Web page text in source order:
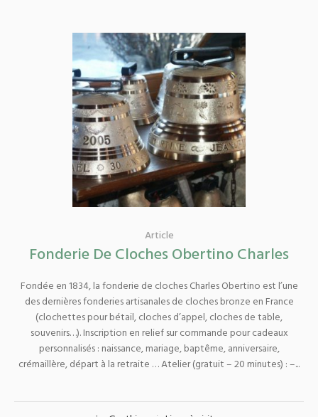
Article
Fonderie De Cloches Obertino Charles
Fondée en 1834, la fonderie de cloches Charles Obertino est l’une
des dernières fonderies artisanales de cloches bronze en France
(clochettes pour bétail, cloches d’appel, cloches de table,
souvenirs…). Inscription en relief sur commande pour cadeaux
personnalisés : naissance, mariage, baptême, anniversaire,
crémaillère, départ à la retraite … Atelier (gratuit – 20 minutes) : –...